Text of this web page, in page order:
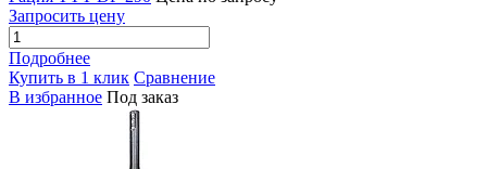
Запросить цену
Подробнее
Купить в 1 клик Сравнение
В избранное Под заказ